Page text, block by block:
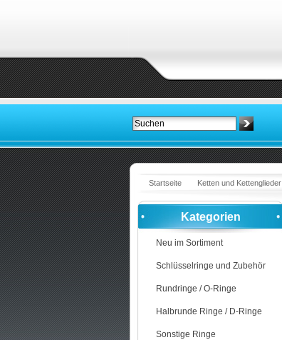
Startseite Ketten und Kettenglieder
Kategorien
Neu im Sortiment
Schlüsselringe und Zubehör
Rundringe / O-Ringe
Halbrunde Ringe / D-Ringe
Sonstige Ringe